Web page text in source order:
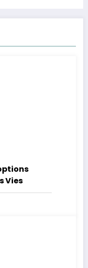
Vies